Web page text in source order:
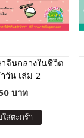
จีนกลางในชีวิต
วัน เล่ม 2
บาท
ส่ตะกร้า